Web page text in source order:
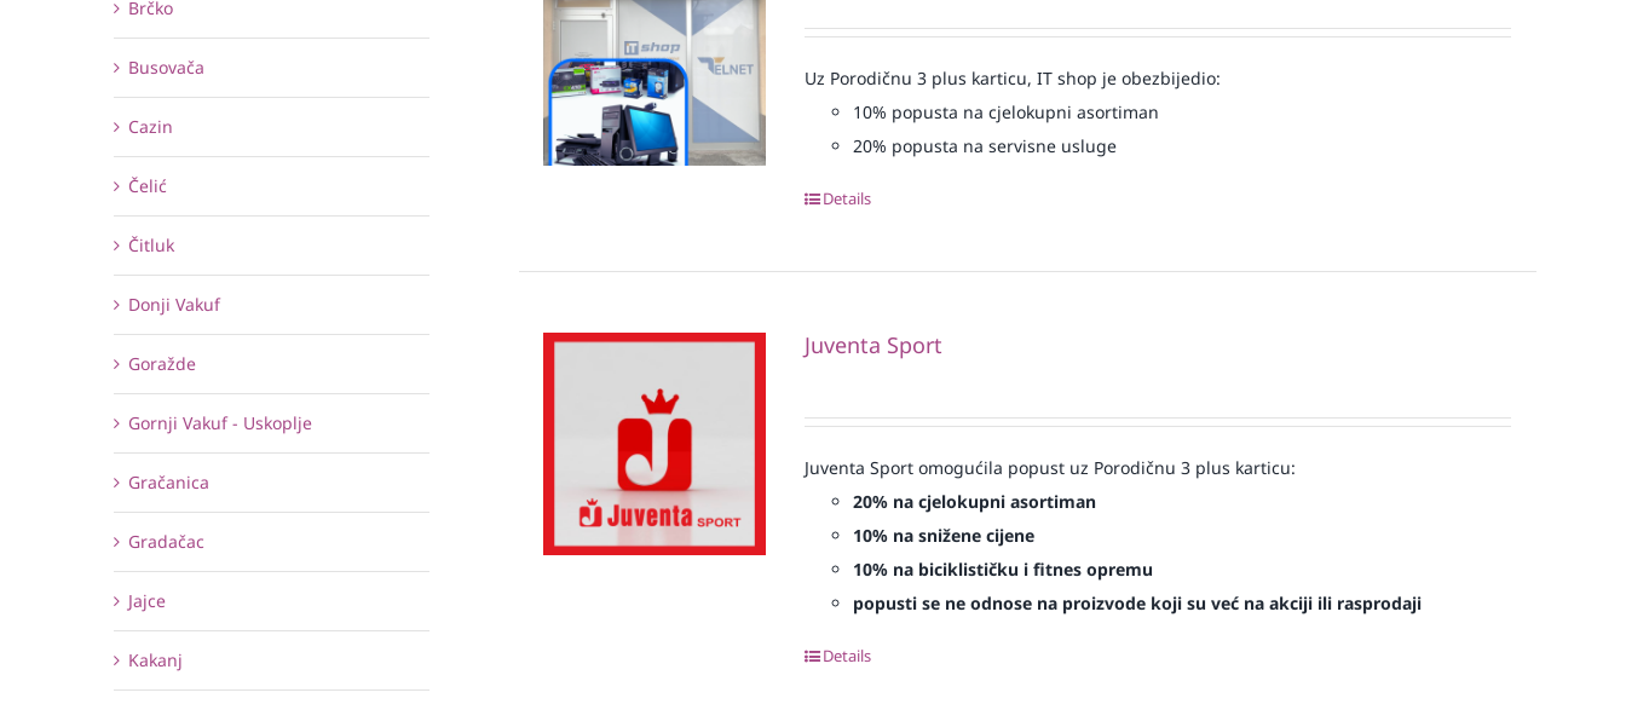
Uz Porodičnu 3 plus karticu, IT shop je obezbijedio:
10% popusta na cjelokupni asortiman
20% popusta na servisne usluge
Details
Juventa Sport
Juventa Sport omogućila popust uz Porodičnu 3 plus karticu:
20% na cjelokupni asortiman
10% na snižene cijene
10% na biciklističku i fitnes opremu
popusti se ne odnose na proizvode koji su već na akciji ili rasprodaji
Details
Brčko
Busovača
Cazin
Čelić
Čitluk
Donji Vakuf
Goražde
Gornji Vakuf - Uskoplje
Gračanica
Gradačac
Jajce
Kakanj